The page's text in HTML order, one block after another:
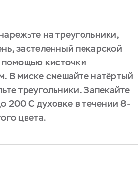
на треугольники,
застеленный пекарской
помощью кисточки
В миске смешайте натёртый
треугольники. Запекайте
200 С духовке в течении 8-
цвета.